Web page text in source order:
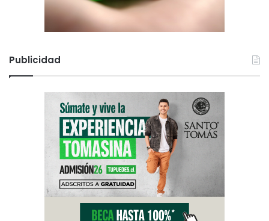
Publicidad